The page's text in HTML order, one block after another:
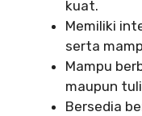
kuat.
Memiliki
serta
Mampu
maupun
Bersedia